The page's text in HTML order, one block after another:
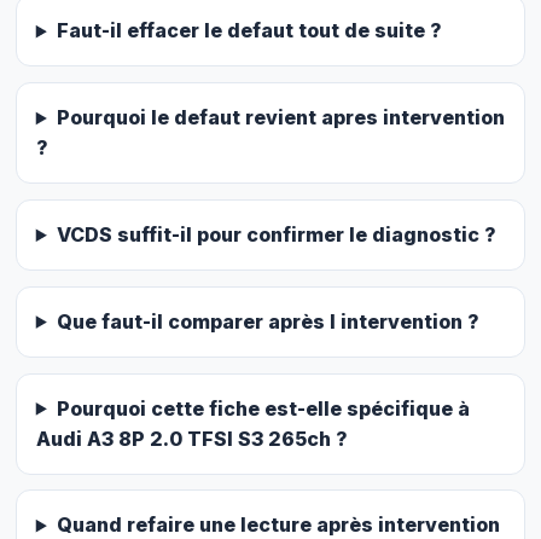
Faut-il effacer le defaut tout de suite ?
Pourquoi le defaut revient apres intervention
?
VCDS suffit-il pour confirmer le diagnostic ?
Que faut-il comparer après l intervention ?
Pourquoi cette fiche est-elle spécifique à
Audi A3 8P 2.0 TFSI S3 265ch ?
Quand refaire une lecture après intervention